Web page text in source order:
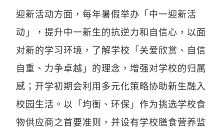
迎新活动方面，每年暑假举办「中一迎新活
动」，提升中一新生的抗逆力和自信心，以面
对新的学习环境，了解学校「关爱欣赏、自信
自重、力争卓越」的理念，增强对学校的归属
感；开学初期会利用多元化策略协助新生融入
校园生活。以「均衡、环保」作为挑选学校食
物供应商之首要准则，并设有学校膳食营养监